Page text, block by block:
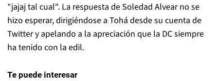
"jajaj tal cual". La respuesta de Soledad Alvear no se
hizo esperar, dirigiéndose a Tohá desde su cuenta de
Twitter y apelando a la apreciación que la DC siempre
ha tenido con la edil.
Te puede interesar